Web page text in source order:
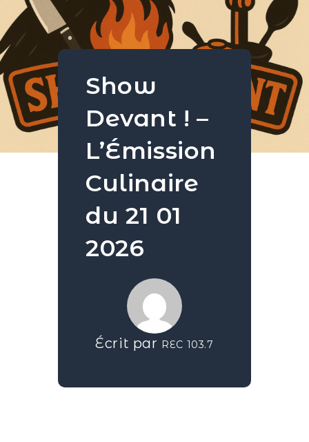
Show
Devant ! –
L’Émission
Culinaire
du 21 01
2026
Écrit par REC 103.7